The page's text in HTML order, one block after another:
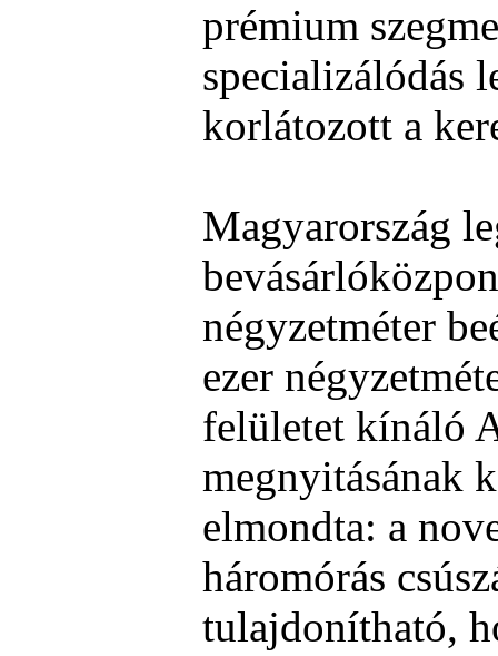
prémium
specializálódás
korlátozott a
Magyarország
négyzetméter
ezer
felületet kínáló
megnyitásának
elmondta: a
háromórás
tulajdonítható,